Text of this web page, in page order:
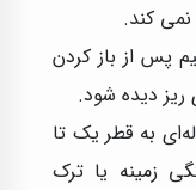
کند.
پس از باز کردن
دیده شود.
به قطر یک تا
زمینه یا ترک